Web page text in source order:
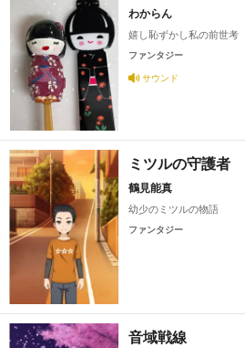
わからん
嬉し恥ずかし私の前世考
ファンタジー
サウンド
ミツルの守護
鶴見能真
幼少のミツルの物語
ファンタジー
音域戦線